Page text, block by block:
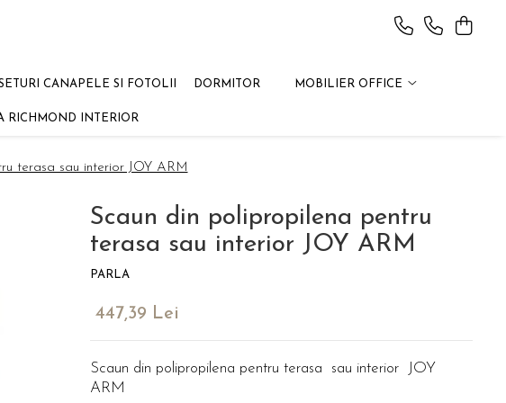
CANAPELE SI FOTOLII DORMITOR MOBILIER OFFICE
RICHMOND INTERIOR
terasa sau interior JOY ARM
Scaun din polipropilena pentru
terasa sau interior JOY ARM
PARLA
447,39 Lei
Scaun din polipropilena pentru terasa sau interior JOY
ARM